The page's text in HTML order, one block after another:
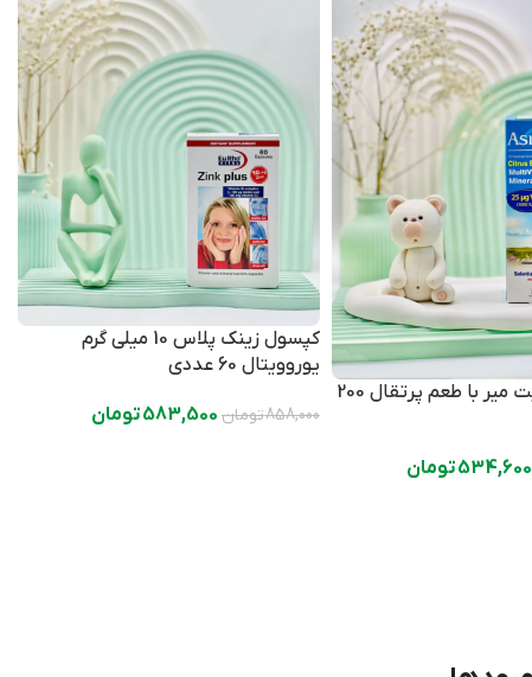
شربت آسماویت میر با طعم پرتقال 200
534,600تومان
کپسول زینک پلاس 10 میلی گرم
یوروویتال 60 عددی
858,000تومان 583,500تومان